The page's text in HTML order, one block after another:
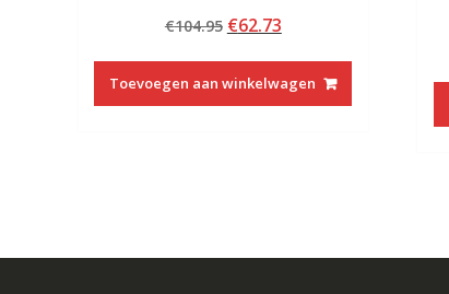
5.00
van 5
€104.95 Oorspronkelijke
was:
€104.95.
€62.73Huidige
€62.73.
Toevoegen aan winkelwagen